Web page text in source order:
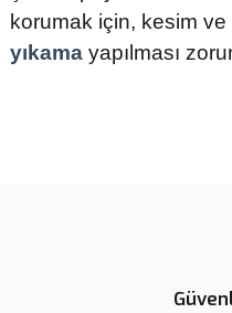
korumak için, kesim
yıkama yapılması